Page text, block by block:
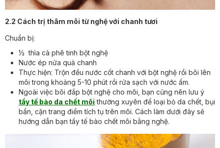
2.2 Cách trị thâm môi từ nghệ với chanh tươi
Chuẩn bị:
½ thìa cà phê tinh bột nghệ
Nước ép nửa quả chanh
Thực hiện: Trộn đều nước cốt chanh với bột nghệ rồi bôi lên
môi trong khoảng 5-10 phút rồi rửa sạch với nước ấm.
Ngoài việc bôi đắp bột nghệ cho môi, bạn cũng nên lưu ý
tẩy tế bào da chết môi thường xuyên để loại bỏ da chết, bụi
bẩn, cặn trang điểm tích tụ trên môi. Cách làm dưới đây sẽ
hướng dẫn bạn tẩy tế bào chết môi bằng nghệ.